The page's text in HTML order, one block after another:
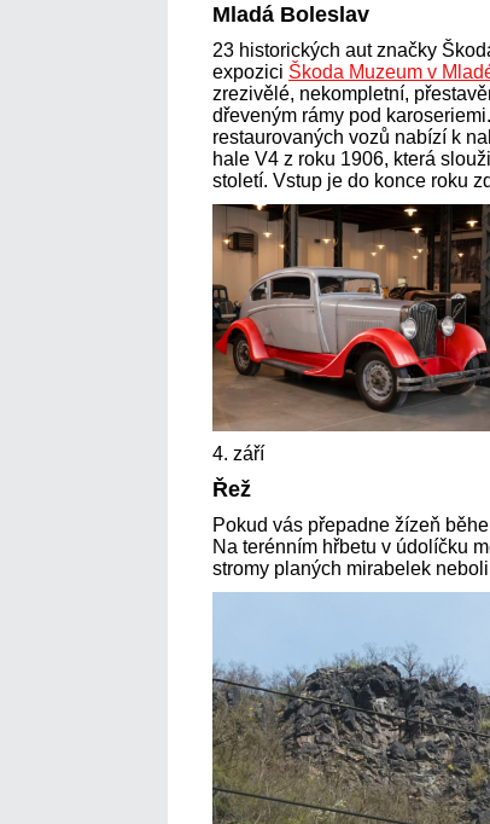
Mladá Boleslav
23 historických aut značky
expozici Škoda Muzeum v
zrezivělé, nekompletní,
dřeveným rámy pod
restaurovaných vozů nabízí k
hale V4 z roku 1906, která
století. Vstup je do konce roku
4. září
Řež
Pokud vás přepadne žízeň
Na terénním hřbetu v údolíčku
stromy planých mirabelek